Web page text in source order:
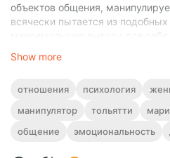
объектов общения,
всячески пытается из
максимальную выгоду для себя
сами на сайте
Dinlog.ru, а
Show more
отношения психология
манипулятор
тольятти
общение
эмоциональность